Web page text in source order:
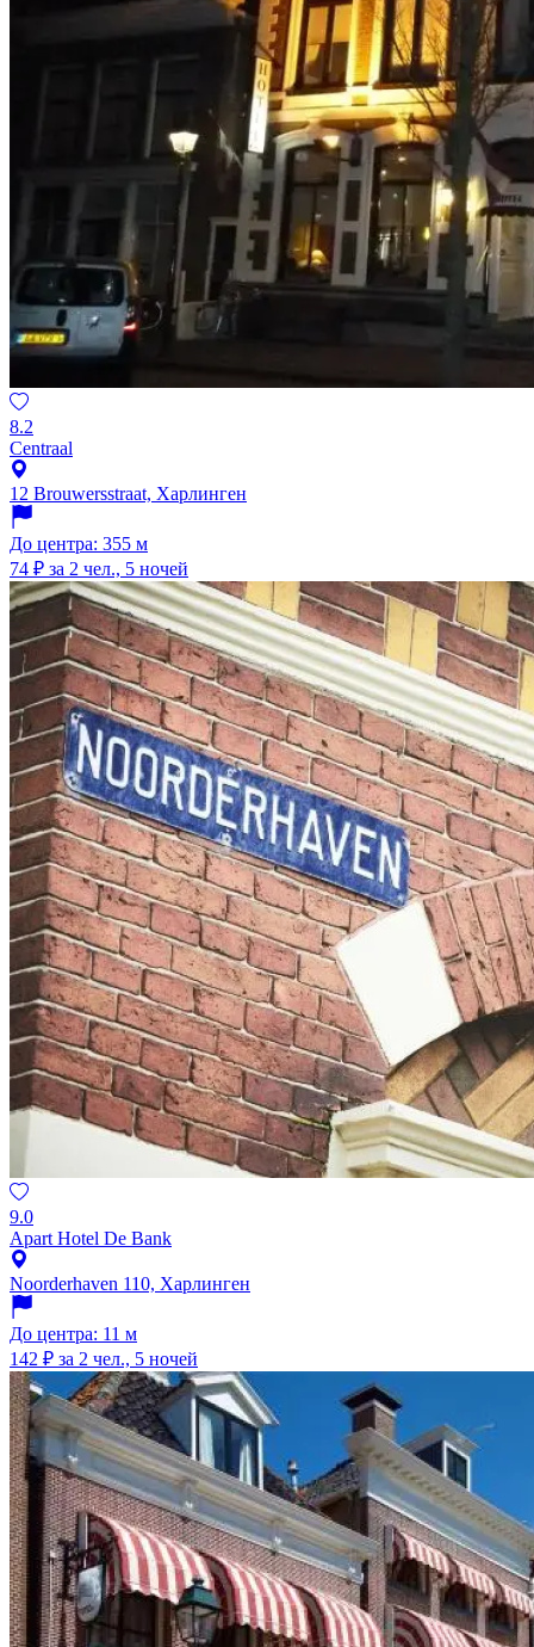
8.2
Centraal
12 Brouwersstraat, Харлинген
До центра: 355 м
74 ₽ за 2 чел., 5 ночей
9.0
Apart Hotel De Bank
Noorderhaven 110, Харлинген
До центра: 11 м
142 ₽ за 2 чел., 5 ночей